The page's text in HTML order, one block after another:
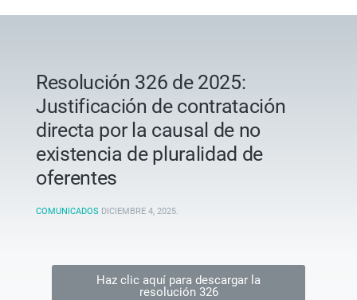
Resolución 326 de 2025:
Justificación de contratación
directa por la causal de no
existencia de pluralidad de
oferentes
COMUNICADOS DICIEMBRE 4, 2025.
Haz clic aquí para descargar la
resolución 326